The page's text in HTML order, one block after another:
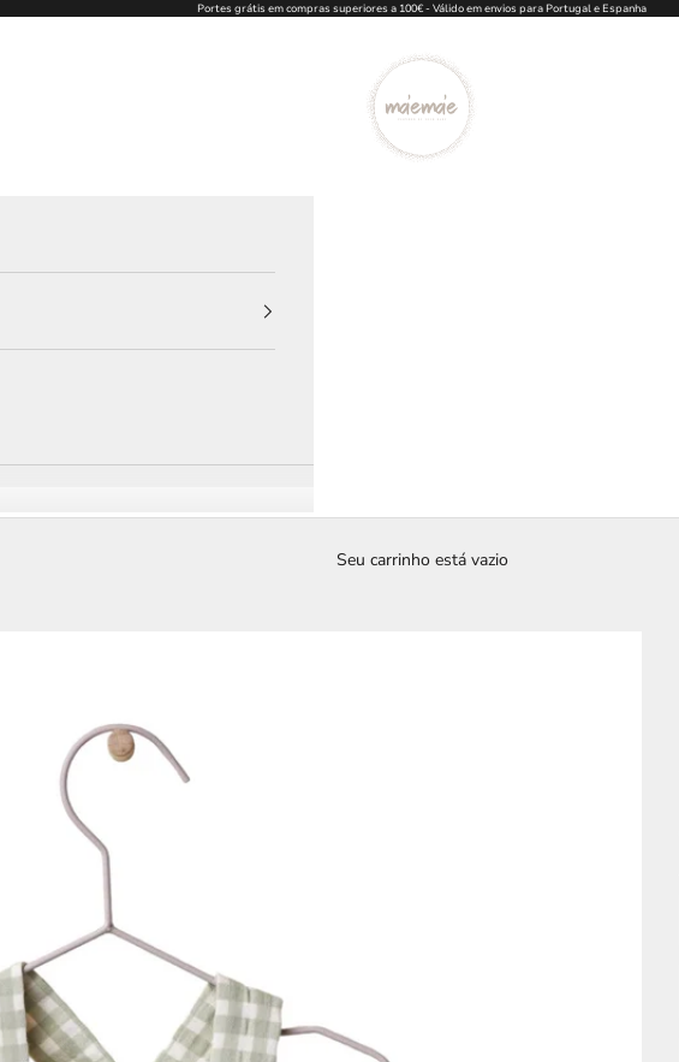
Portes grátis em compras superiores a 100€ - Válido em envios para Portugal e Espanha
Ma'eMa'e
Seu carrinho está vazio